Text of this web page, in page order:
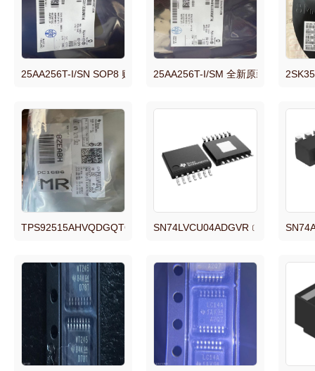
25AA256T-I/SN SOP8 贴片 MCU单片机 芯片IC 全新 原装现货
25AA256T-I/SM 全新原装正品现货
TPS92515AHVQDGQTQ1 全新原装正品现货。
SN74LVCU04ADGVR﹝IC